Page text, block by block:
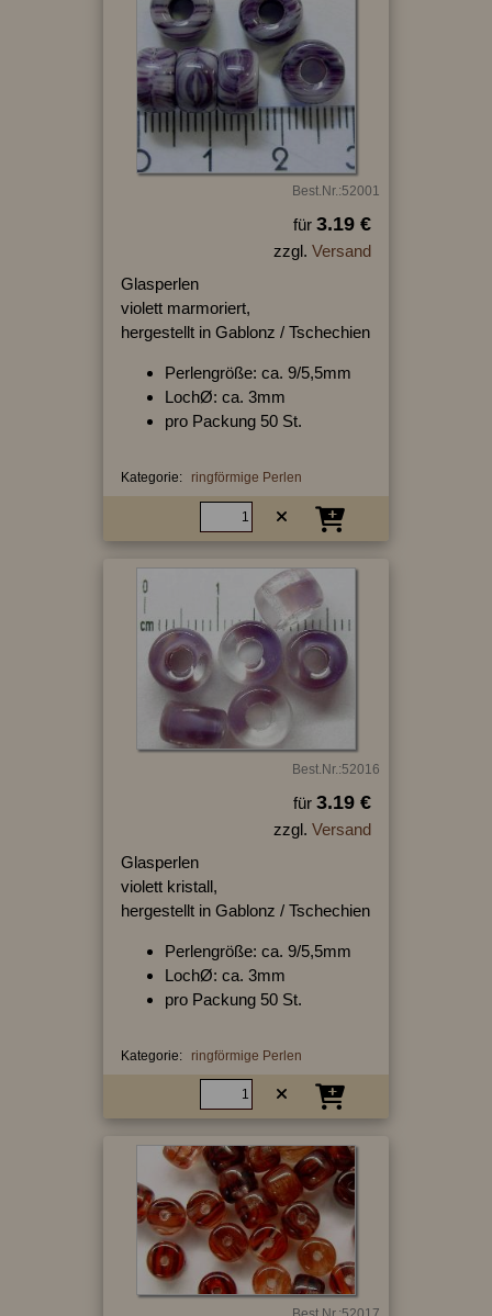
Best.Nr.:52001
für 3.19 €
zzgl. Versand
Glasperlen
violett marmoriert,
hergestellt in Gablonz / Tschechien
Perlengröße: ca. 9/5,5mm
LochØ: ca. 3mm
pro Packung 50 St.
Kategorie: ringförmige Perlen
Best.Nr.:52016
für 3.19 €
zzgl. Versand
Glasperlen
violett kristall,
hergestellt in Gablonz / Tschechien
Perlengröße: ca. 9/5,5mm
LochØ: ca. 3mm
pro Packung 50 St.
Kategorie: ringförmige Perlen